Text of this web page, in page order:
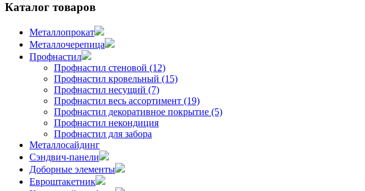
Каталог товаров
Металлопрокат
Металлочерепица
Профнастил
Профнастил стеновой (12)
Профнастил кровельный (15)
Профнастил несущий (7)
Профнастил весь ассортимент (19)
Профнастил декоративное покрытие (5)
Профнастил некондиция
Профнастил для забора
Металлосайдинг
Сэндвич-панели
Доборные элементы
Евроштакетник